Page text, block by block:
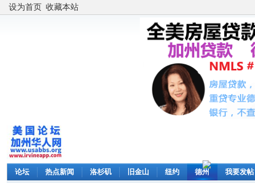
设为首页 收藏本站
论坛 热点新闻 洛杉矶 旧金山 纽约 德州 我要发帖